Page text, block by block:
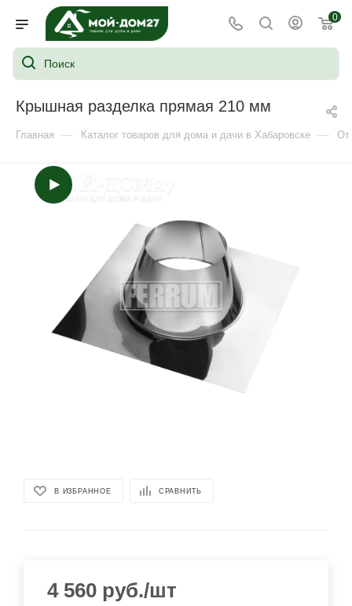
0
Крышная разделка прямая 210 мм
Главная — Каталог товаров для дома и дачи в Хабаровске —
В ИЗБРАННОЕ СРАВНИТЬ
4 560 руб./шт